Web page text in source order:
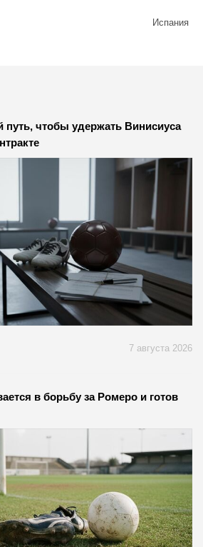
Испания
путь, чтобы удержать Винисиуса
7 августа 2026
в борьбу за Ромеро и готов